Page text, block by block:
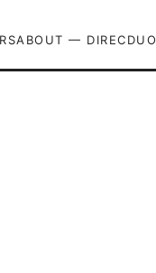
ABOUT — DIRECDUO